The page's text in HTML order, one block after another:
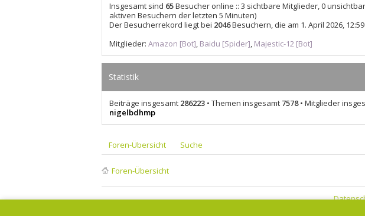
Insgesamt sind 65Besucher online :: 3 sichtbare Mitglieder, 0
aktiven Besuchern der letzten 5 Minuten)
Der Besucherrekord liegt bei 2046Besuchern, die am 1. April 2026,
Mitglieder: Amazon [Bot], Baidu [Spider], Majestic-12 [Bot]
Statistik
Beiträge insgesamt 286223 • Themen insgesamt 7578• Mitglieder
nigelbdhmp
Foren-Übersicht Suche
Foren-Übersicht